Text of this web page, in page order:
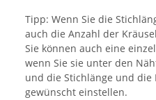
Tipp: Wenn Sie die
auch die Anzahl der
Sie können auch eine
wenn Sie sie unter den
und die Stichlänge und die
gewünscht einstellen.